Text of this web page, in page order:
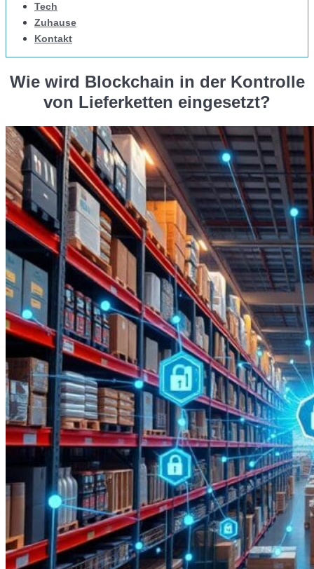
Tech
Zuhause
Kontakt
Wie wird Blockchain in der Kontrolle
von Lieferketten eingesetzt?